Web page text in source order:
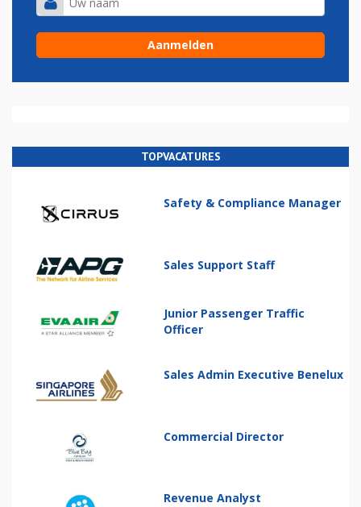
TOPVACATURES
Safety & Compliance Manager
Sales Support Staff
Junior Passenger Traffic
Officer
Sales Admin Executive Benelux
Commercial Director
Revenue Analyst